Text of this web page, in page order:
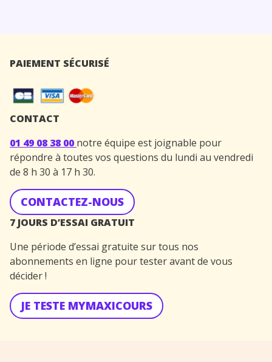
PAIEMENT SÉCURISÉ
CONTACT
01 49 08 38 00 notre équipe est joignable pour
répondre à toutes vos questions du lundi au vendredi
de 8 h 30 à 17 h 30.
CONTACTEZ-NOUS
7 JOURS D’ESSAI GRATUIT
Une période d’essai gratuite sur tous nos
abonnements en ligne pour tester avant de vous
décider !
JE TESTE MYMAXICOURS